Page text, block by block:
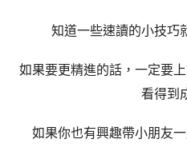
知道一些速讀的小技巧
如果要更精進的話，一定要
看得到
如果你也有興趣帶小朋友